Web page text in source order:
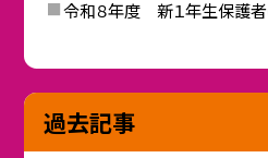
令和８年度 新１年生保護
過去記事